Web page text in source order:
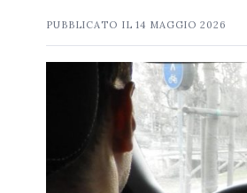
PUBBLICATO IL14 MAGGIO 2026